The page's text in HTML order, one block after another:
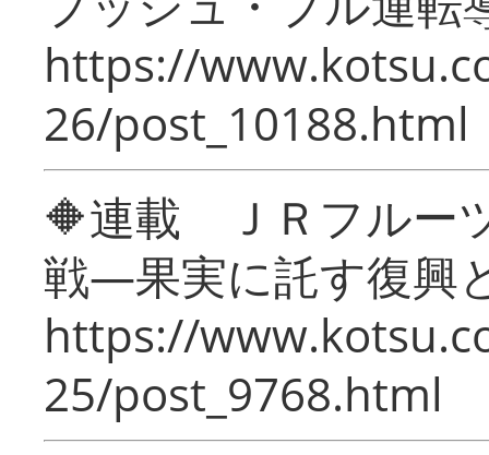
https://
26/post_10188.html
🔶連載 ＪＲフルー
戦―果実に託す復興
https://
25/post_9768.html